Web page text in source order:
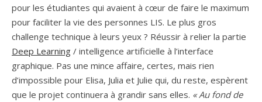
pour les étudiantes qui avaient à cœur de faire le maximum
pour faciliter la vie des personnes LIS. Le plus gros
challenge technique à leurs yeux ? Réussir à relier la partie
Deep Learning / intelligence artificielle à l’interface
graphique. Pas une mince affaire, certes, mais rien
d’impossible pour Elisa, Julia et Julie qui, du reste, espèrent
que le projet continuera à grandir sans elles. « Au fond de